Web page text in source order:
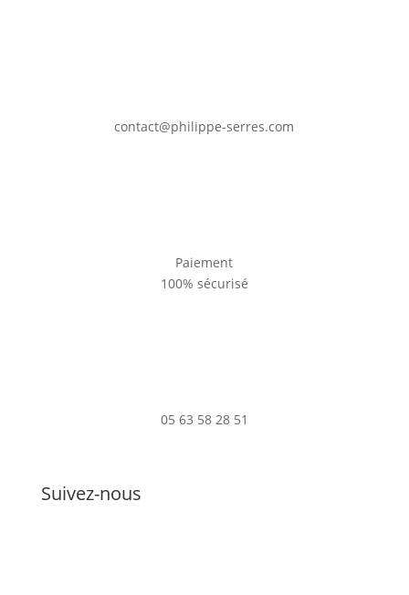
contact@philippe-serres.com
Paiement
100% sécurisé
05 63 58 28 51
Suivez-nous